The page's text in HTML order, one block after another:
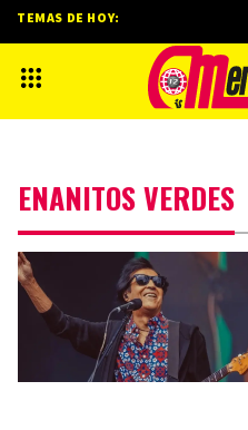
ENANITOS VERDES
TEMAS DE HOY: